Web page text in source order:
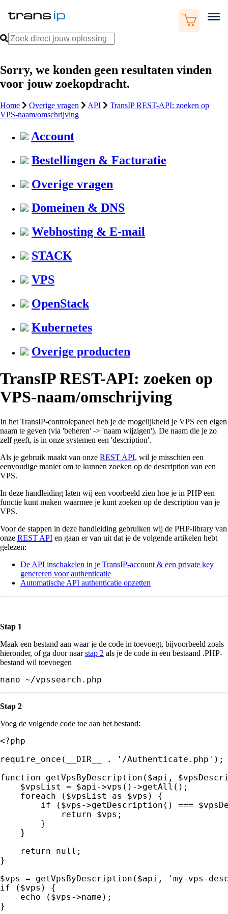
Sorry, we konden geen resultaten vinden
voor jouw zoekopdracht.
Home Overige vragen API
TransIP REST-API: zoeken op
VPS-naam/omschrijving
Account
Bestellingen & Facturatie
Overige vragen
Domeinen & DNS
Webhosting & E-mail
STACK
VPS
OpenStack
Kubernetes
Overige producten
TransIP REST-API: zoeken op
VPS-naam/omschrijving
In het TransIP-controlepaneel heb je de mogelijkheid je VPS een eigen
naam te geven (via 'beheren' -> 'naam wijzigen'). De naam die je zo
zelf geeft, is in onze systemen een 'description'.
Als je gebruik maakt van onze REST API, wil je misschien een
eenvoudige manier om te kunnen zoeken op de description van een
VPS.
In deze handleiding laten wij een voorbeeld zien hoe je in PHP een
functie kunt maken waarmee je kunt zoeken op de description van je
VPS.
Voor de stappen in deze handleiding gebruiken wij de PHP-library van
onze REST API en gaan er van uit dat je de volgende artikelen hebt
gelezen:
De API inschakelen in je TransIP-account & een private key
genereren voor authenticatie
Automatische API authenticatie opzetten
Stap 1
Maak een bestand aan waar je de code in toevoegt, bijvoorbeeld zoals
hieronder, of ga door naarstap 2 als je de code in een bestaand .PHP-
bestand wil toevoegen
nano ~/vpssearch.php
Stap 2
Voeg de volgende code toe aan het bestand:
<?php
require_once(__DIR__ . '/Authenticate.php');
function getVpsByDescription($api,
    $vpsList = $api->vps()->getAll();
    foreach ($vpsList as $vps) {
if ($vps->getDescription() ===
            return $vps;
        }
    }
    return null;
}
$vps = getVpsByDescription($api, 'my-vps-
if ($vps) {
    echo ($vps->name);
}